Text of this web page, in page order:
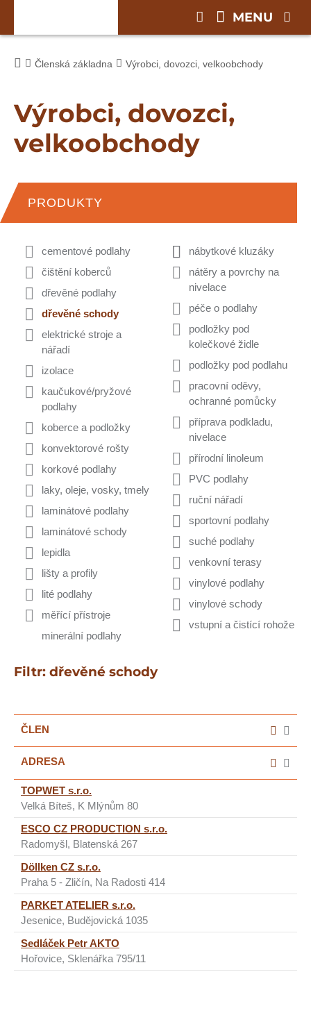
Členská základna Výrobci, dovozci, velkoobchody
Výrobci, dovozci,
velkoobchody
PRODUKTY
cementové podlahy
čištění koberců
dřevěné podlahy
dřevěné schody
elektrické stroje a
nářadí
izolace
kaučukové/pryžové
podlahy
koberce a podložky
konvektorové rošty
korkové podlahy
laky, oleje, vosky, tmely
laminátové podlahy
laminátové schody
lepidla
lišty a profily
lité podlahy
měřící přístroje
minerální podlahy
nábytkové kluzáky
nátěry a povrchy na
nivelace
péče o podlahy
podložky pod
kolečkové židle
podložky pod podlahu
pracovní oděvy,
ochranné pomůcky
příprava podkladu,
nivelace
přírodní linoleum
PVC podlahy
ruční nářadí
sportovní podlahy
suché podlahy
venkovní terasy
vinylové podlahy
vinylové schody
vstupní a čistící rohože
Filtr: dřevěné schody
ČLEN
ADRESA
TOPWET s.r.o.
Velká Bíteš, K Mlýnům 80
ESCO CZ PRODUCTION s.r.o.
Radomyšl, Blatenská 267
Döllken CZ s.r.o.
Praha 5 - Zličín, Na Radosti 414
PARKET ATELIER s.r.o.
Jesenice, Budějovická 1035
Sedláček Petr AKTO
Hořovice, Sklenářka 795/11
MENU